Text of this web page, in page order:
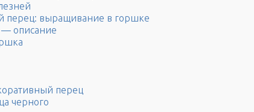
перец: выращивание в горшке
описание
перец
черного